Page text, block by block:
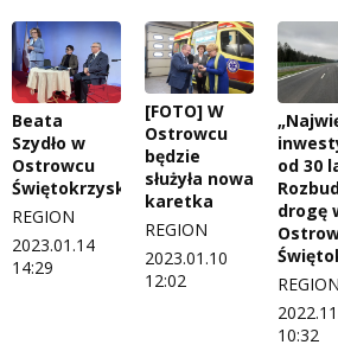
Beata
Szydło w
Ostrowcu
Świętokrzyskim
REGION
2023.01.14
14:29
[FOTO] W
Ostrowcu
będzie
służyła nowa
karetka
REGION
2023.01.10
12:02
od 30
drogę
REGION
10:32